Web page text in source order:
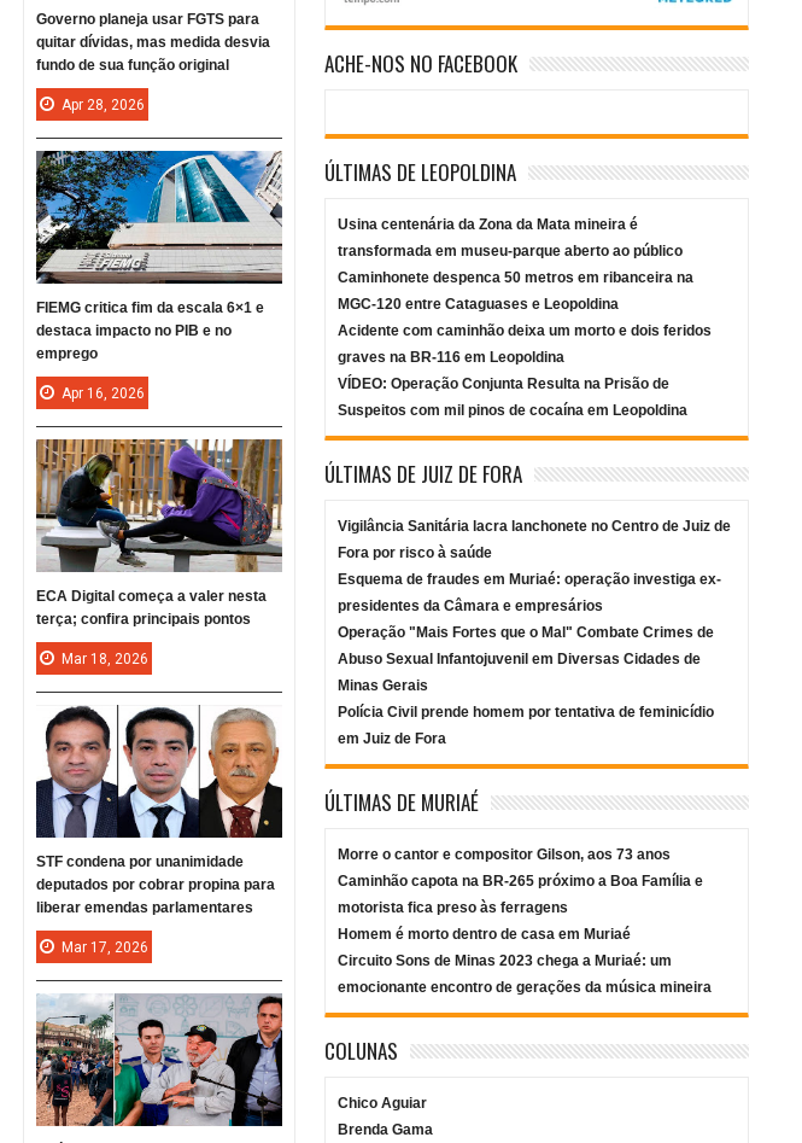
ACHE-NOS NO FACEBOOK
ÚLTIMAS DE LEOPOLDINA
Usina centenária da Zona da Mata mineira é
transformada em museu-parque aberto ao público
Caminhonete despenca 50 metros em ribanceira na
MGC-120 entre Cataguases e Leopoldina
Acidente com caminhão deixa um morto e dois feridos
graves na BR-116 em Leopoldina
VÍDEO: Operação Conjunta Resulta na Prisão de
Suspeitos com mil pinos de cocaína em Leopoldina
ÚLTIMAS DE JUIZ DE FORA
Vigilância Sanitária lacra lanchonete no Centro de Juiz de
Fora por risco à saúde
Esquema de fraudes em Muriaé: operação investiga ex-
presidentes da Câmara e empresários
Operação "Mais Fortes que o Mal" Combate Crimes de
Abuso Sexual Infantojuvenil em Diversas Cidades de
Minas Gerais
Polícia Civil prende homem por tentativa de feminicídio
em Juiz de Fora
ÚLTIMAS DE MURIAÉ
Morre o cantor e compositor Gilson, aos 73 anos
Caminhão capota na BR-265 próximo a Boa Família e
motorista fica preso às ferragens
Homem é morto dentro de casa em Muriaé
Circuito Sons de Minas 2023 chega a Muriaé: um
emocionante encontro de gerações da música mineira
COLUNAS
Chico Aguiar
Brenda Gama
Governo planeja usar FGTS para
quitar dívidas, mas medida desvia
fundo de sua função original
Apr 28, 2026
FIEMG critica fim da escala 6×1 e
destaca impacto no PIB e no
emprego
Apr 16, 2026
ECA Digital começa a valer nesta
terça; confira principais pontos
Mar 18, 2026
STF condena por unanimidade
deputados por cobrar propina para
liberar emendas parlamentares
Mar 17, 2026